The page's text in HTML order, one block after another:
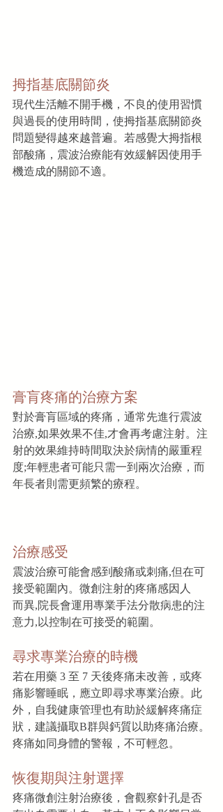
拇指基底關節炎
現代生活離不開手機，不良的使用習慣
與過長的使用時間，使拇指基底關節炎
問題變得越來越普遍。若感覺大拇指根
部酸痛，震波治療能有效緩解因使用手
機造成的關節不適。
膏肓疼痛的治療方案
對於膏肓區域的疼痛，通常先進行震波
治療,如果效果不佳,才會再考慮注射。注
射的效果維持時間取決於病情的嚴重程
度;年輕患者可能只需一到兩次治療，而
年長者則需更頻繁的療程。
治療感受
震波治療可能會感到酸痛或刺痛,但在可
接受範圍內。微創注射的疼痛感因人
而異,院長會運用專業手法分散病患的注
意力,以控制在可接受的範圍。
尋求專業治療的時機
若在用藥 3 至 7 天後疼痛未改善，或疼
痛影響睡眠，應立即尋求專業治療。此
外，自我健康管理也有助於緩解疼痛症
狀，建議攝取B群與鈣質以助疼痛治療。
疼痛如同身體的警報，不可輕忽。
恢復期與注射選擇
疼痛微創注射治療後，會觀察針孔是否